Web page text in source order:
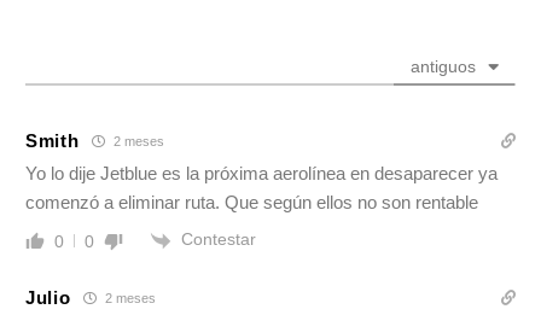
antiguos
Smith 2 meses
Yo lo dije Jetblue es la próxima aerolínea en desaparecer ya
comenzó a eliminar ruta. Que según ellos no son rentable
0 0 Contestar
Julio 2 meses